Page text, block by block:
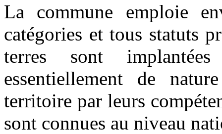
La commune emploie
catégories et tous statuts
terres sont
essentiellement de
territoire par leurs
sont connues au niveau